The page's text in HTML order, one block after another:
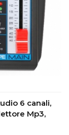
6 canali,
Mp3,